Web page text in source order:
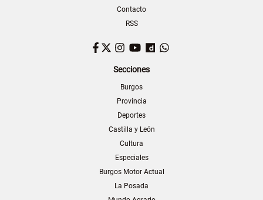
Contacto
RSS
Facebook
TwitterInstagram
YouTubeDailymotion
Secciones
Burgos
Provincia
Deportes
Castilla y León
Cultura
Especiales
Burgos Motor Actual
La Posada